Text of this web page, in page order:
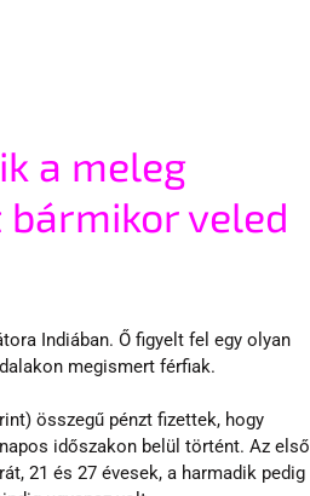
a meleg
veled
Indiában. Ő figyelt fel egy olyan
megismert férfiak.
összegű pénzt fizettek, hogy
időszakon belül történt. Az első
21 és 27 évesek, a harmadik pedig